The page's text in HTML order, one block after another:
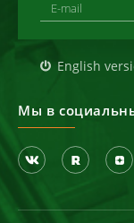
English
Мы в